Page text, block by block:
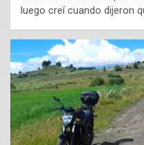
luego creí cuando dijeron